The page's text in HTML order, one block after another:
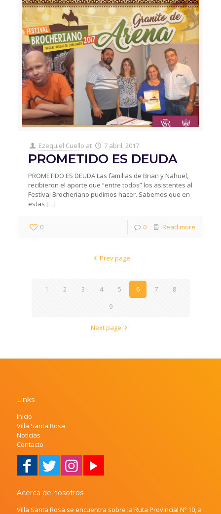
Ezequiel Cuello at 7 abril, 2017
PROMETIDO ES DEUDA
PROMETIDO ES DEUDA Las familias de Brian y Nahuel,
recibieron el aporte que “entre todos” los asistentes al
Festival Brocheriano pudimos hacer. Sabemos que en
estas […]
0 0 Read more
Prev page
1 2 3 4 5 6 7
8
9
Next page
Links
Inicio
Villa Santa Rosa
Noticias
Contacto
Acerca de nosotros
Villa Santa Rosa se encuentra sobre la Ruta Provincial Nº 10, a